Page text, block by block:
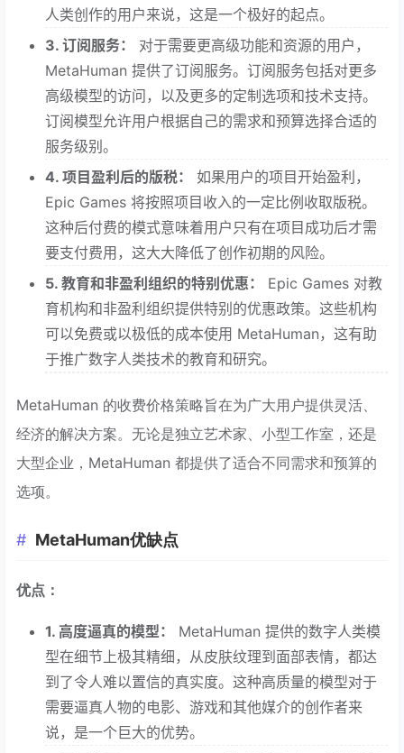
人类创作的用户来说，这是一个极好的起点。
3. 订阅服务：
对于需要更高级功能和资源的用户，
MetaHuman 提供了订阅服务。订阅服务包括对更多
高级模型的访问，以及更多的定制选项和技术支持。
订阅模型允许用户根据自己的需求和预算选择合适的
服务级别。
4. 项目盈利后的版税：
如果用户的项目开始盈利，
Epic Games 将按照项目收入的一定比例收取版税。
这种后付费的模式意味着用户只有在项目成功后才需
要支付费用，这大大降低了创作初期的风险。
5. 教育和非盈利组织的特别优惠：
Epic Games 对教
育机构和非盈利组织提供特别的优惠政策。这些机构
可以免费或以极低的成本使用 MetaHuman，这有助
于推广数字人类技术的教育和研究。
MetaHuman 的收费价格策略旨在为广大用户提供灵活、
经济的解决方案。无论是独立艺术家、小型工作室，还是
大型企业，MetaHuman 都提供了适合不同需求和预算的
选项。
MetaHuman优缺点
优点：
1. 高度逼真的模型：
MetaHuman 提供的数字人类模
型在细节上极其精细，从皮肤纹理到面部表情，都达
到了令人难以置信的真实度。这种高质量的模型对于
需要逼真人物的电影、游戏和其他媒介的创作者来
说，是一个巨大的优势。